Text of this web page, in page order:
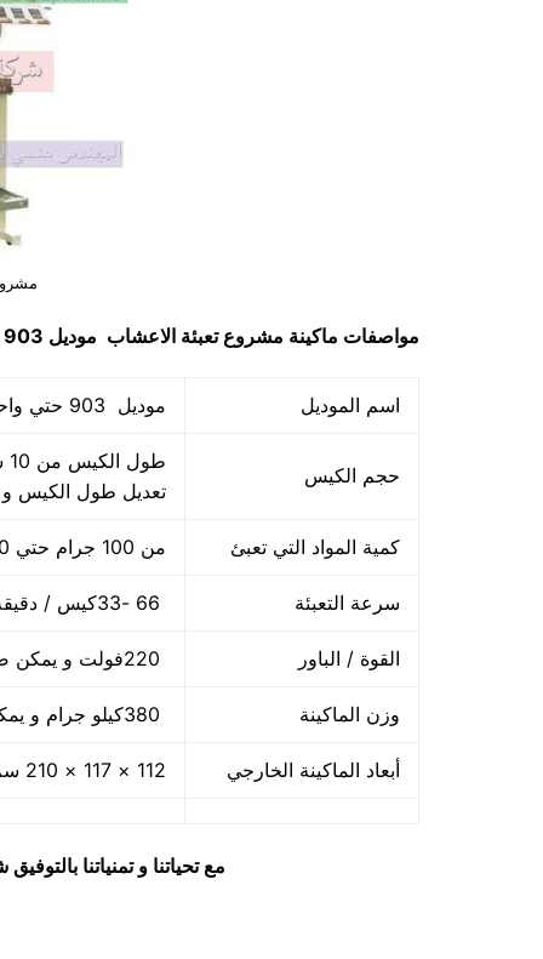
مواصفات ماكينة مشروع تعبئة الاعشاب موديل 903 حتي واحد كيلو ماركة مهندس منسي
اسم الموديل موديل 903 حتي واحد كيلو ماركة المهندس منسي
حجم الكيس
تعديل طول الكيس
كمية المواد التي تعبئ من 100 جرام حتي 1000 جرام واحد كيلو
سرعة التعبئة
القوة / الباور
وزن الماكينة
أبعاد الماكينة الخارجي 112 × 117 × 210 سم و يمكن فك الماكينة و تركيبها في اي مكان
مع تحياتنا و تمنياتنا